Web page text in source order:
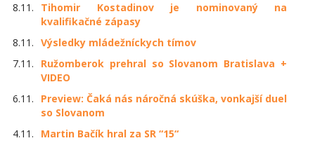
8.11.
Tihomir Kostadinov je nominovaný na
kvalifikačné zápasy
8.11. Výsledky mládežníckych tímov
7.11.
Ružomberok prehral so Slovanom Bratislava +
VIDEO
6.11.
Preview: Čaká nás náročná skúška, vonkajší duel
so Slovanom
4.11.
Martin Bačík hral za SR “15“